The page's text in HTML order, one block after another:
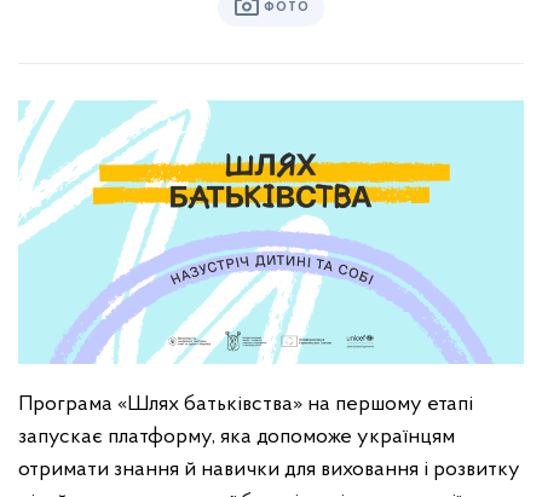
ФОТО
Програма «Шлях батьківства» на першому етапі
запускає платформу, яка допоможе українцям
отримати знання й навички для виховання і розвитку